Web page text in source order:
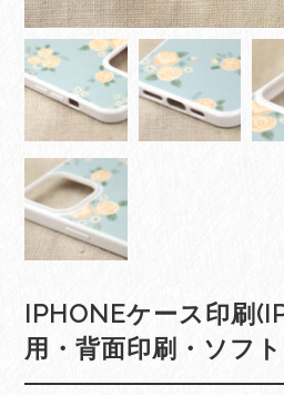
IPHONEケース印刷
用・背面印刷・ソフ